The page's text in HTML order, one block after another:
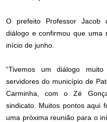
O prefeito Professor Jacob
diálogo e confirmou que uma
início de junho.
“Tivemos um diálogo
servidores do município de
Carminha, com o Zé
sindicato. Muitos pontos aqui
uma próxima reunião para o